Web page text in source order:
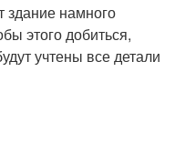
здание намного
этого добиться,
учтены все детали